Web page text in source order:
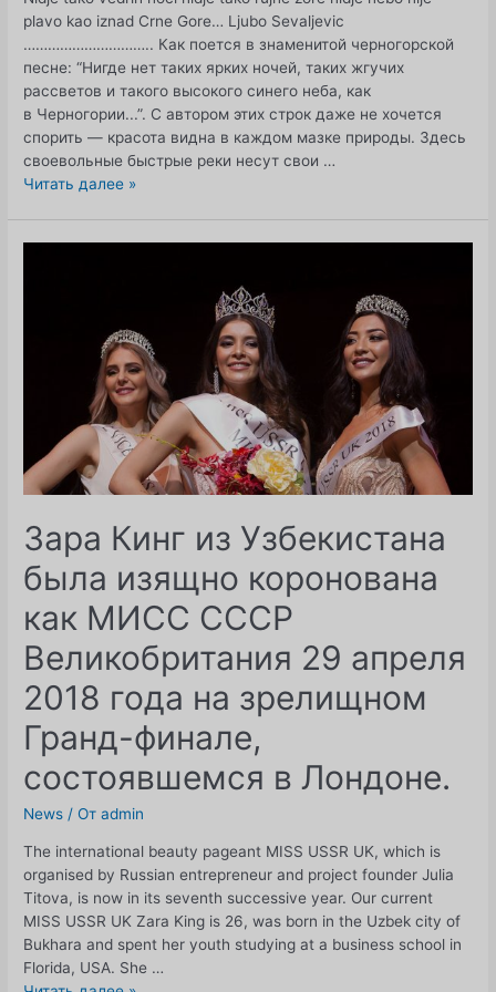
plavo kao iznad Crne Gore… Ljubo Sevaljevic
………………………….. Как поется в знаменитой черногорской
песне: “Нигде нет таких ярких ночей, таких жгучих
рассветов и такого высокого синего неба, как
в Черногории...”. С автором этих строк даже не хочется
спорить — красота видна в каждом мазке природы. Здесь
своевольные быстрые реки несут свои …
Под
Читать далее »
Зара Кинг из Узбекистана
была изящно коронована
как МИСС СССР
Великобритания 29 апреля
2018 года на зрелищном
Гранд-финале,
состоявшемся в Лондоне.
News / От admin
The international beauty pageant MISS USSR UK, which is
organised by Russian entrepreneur and project founder Julia
Titova, is now in its seventh successive year. Our current
MISS USSR UK Zara King is 26, was born in the Uzbek city of
Bukhara and spent her youth studying at a business school in
Florida, USA. She …